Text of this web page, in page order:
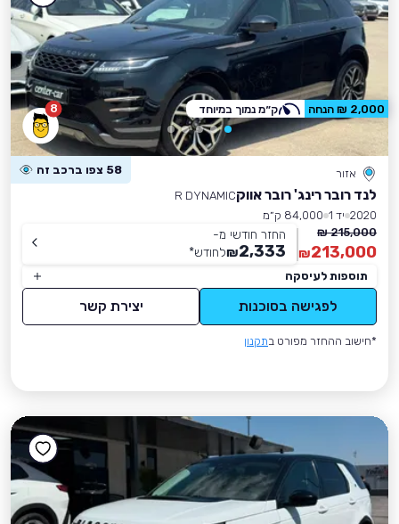
8
אזור 58 צפו ברכב זה
לנד רובר רינג' רובר אווקR DYNAMIC
2020 יד 1
84,000 ק״מ
215,000 ₪
213,000
₪
החזר חודשי מ-
2,333
₪לחודש*
תוספות לעיסקה
לפגישה בסוכנות יצירת קשר
*חישוב ההחזר מפורט בתקנון
2,000 ₪ הנחה ק״מ נמוך במיוחד